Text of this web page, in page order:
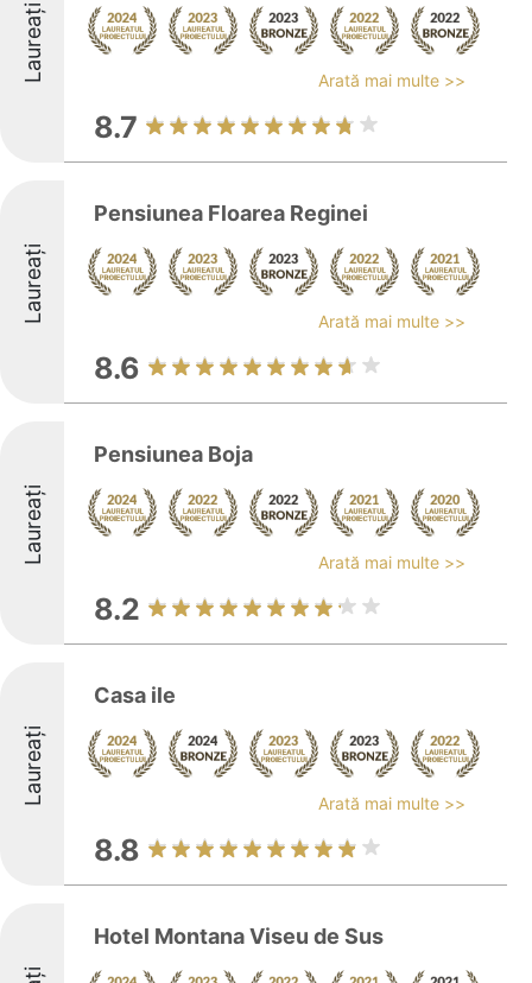
Laureați Arată mai multe >>
8.7
Laureați
Pensiunea Floarea Reginei
Arată mai multe >>
8.6
Laureați
Pensiunea Boja
Arată mai multe >>
8.2
Laureați
Casa ile
Arată mai multe >>
8.8
Hotel Montana Viseu de Sus